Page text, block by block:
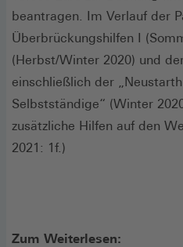
beantragen. Im Verlauf der
Überbrückungshilfen I
(Herbst/Winter 2020) und
einschließlich der
Selbstständige“ (Winter
zusätzliche Hilfen auf den
2021: 1f.)
Zum Weiterlesen: